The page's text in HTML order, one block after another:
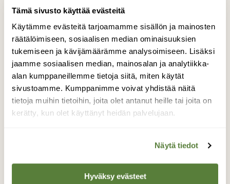
Tämä sivusto käyttää evästeitä
Käytämme evästeitä tarjoamamme sisällön ja mainosten
räätälöimiseen, sosiaalisen median ominaisuuksien
tukemiseen ja kävijämäärämme analysoimiseen. Lisäksi
jaamme sosiaalisen median, mainosalan ja analytiikka-
alan kumppaneillemme tietoja siitä, miten käytät
sivustoamme. Kumppanimme voivat yhdistää näitä
tietoja muihin tietoihin, joita olet antanut heille tai joita on
kerätty, kun olet käyttänyt heidän palvelujaan.
Näytä tiedot
Hyväksy evästeet
Täysikuu ja revontulten
huiskeet
Upeita revontulia Utajärven Rokuan taivaalla
aamuyöllä 15.1.
Valokuvaaja: Tommi Kujala, Utajärvi 15.1.2022